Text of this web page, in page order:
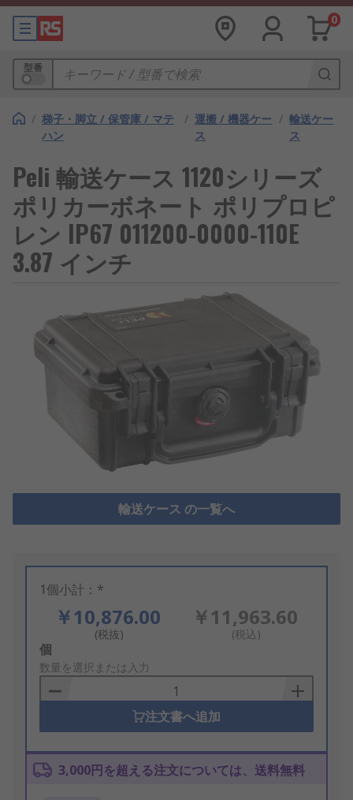
0
型番
/ 梯子・脚立 / 保管庫 / マテ
ハン
/ 運搬 / 機器ケー
ス
/ 輸送ケー
ス
Peli 輸送ケース 1120シリーズ
ポリカーボネート ポリプロピ
レン IP67 011200-0000-110E
3.87 インチ
輸送ケース の一覧へ
1個小計：*
￥10,876.00
(税抜)
￥11,963.60
(税込)
Add
to
Basket
個
数量を選択または入力
注文書へ追加
3,000円を超える注文については、送料無料